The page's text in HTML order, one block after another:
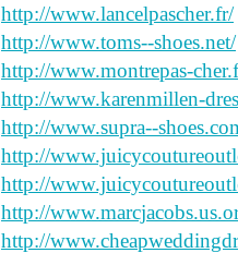
http://www.lancelpascher.fr/
http://www.toms--shoes.net/
http://www.montrepas-
http://www.karenmillen-
http://www.supra--
http://
http://
http://
http://